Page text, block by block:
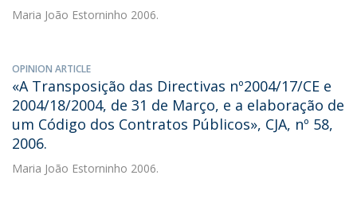
Maria João Estorninho 2006.
OPINION ARTICLE
«A Transposição das Directivas nº2004/17/CE e
2004/18/2004, de 31 de Março, e a elaboração de
um Código dos Contratos Públicos», CJA, nº 58,
2006.
Maria João Estorninho 2006.